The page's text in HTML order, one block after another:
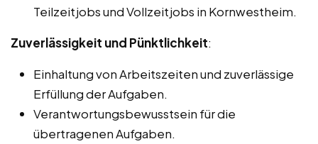
Teilzeitjobs und Vollzeitjobs in Kornwestheim.
Zuverlässigkeit und Pünktlichkeit:
Einhaltung von Arbeitszeiten und zuverlässige
Erfüllung der Aufgaben.
Verantwortungsbewusstsein für die
übertragenen Aufgaben.